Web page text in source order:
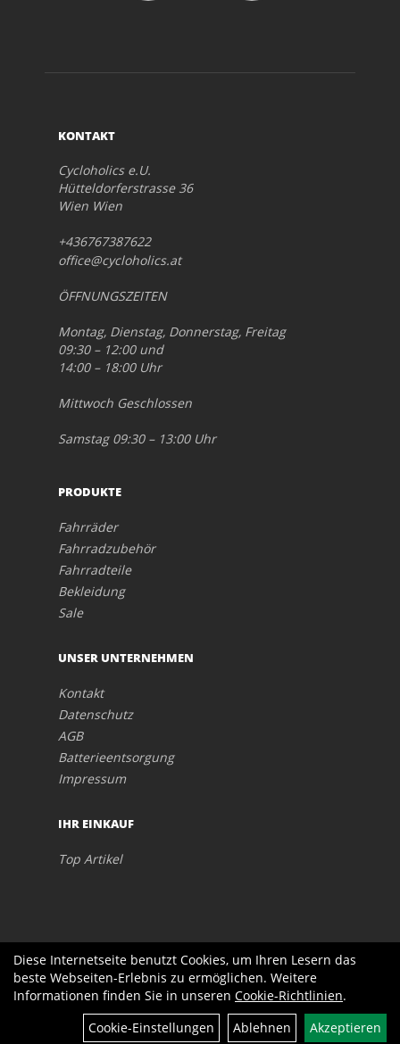
KONTAKT
Cycloholics e.U.
Hütteldorferstrasse 36
Wien Wien
+436767387622
office@cycloholics.at
ÖFFNUNGSZEITEN
Montag, Dienstag, Donnerstag, Freitag
09:30 – 12:00 und
14:00 – 18:00 Uhr
Mittwoch Geschlossen
Samstag 09:30 – 13:00 Uhr
PRODUKTE
Fahrräder
Fahrradzubehör
Fahrradteile
Bekleidung
Sale
UNSER UNTERNEHMEN
Kontakt
Datenschutz
AGB
Batterieentsorgung
Impressum
IHR EINKAUF
Top Artikel
Diese Internetseite benutzt Cookies, um Ihren Lesern das
beste Webseiten-Erlebnis zu ermöglichen. Weitere
Informationen finden Sie in unseren Cookie-Richtlinien.
Cookie-Einstellungen
Ablehnen Akzeptieren